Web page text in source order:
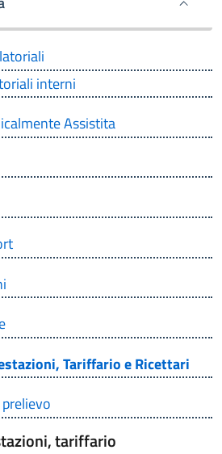
interni
Assistita
Tariffario e Ricettari
tariffario